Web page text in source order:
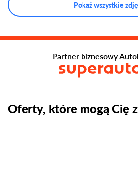
Pokaż wszystkie
Oferty, które mogą Cię
Partner biznesowy